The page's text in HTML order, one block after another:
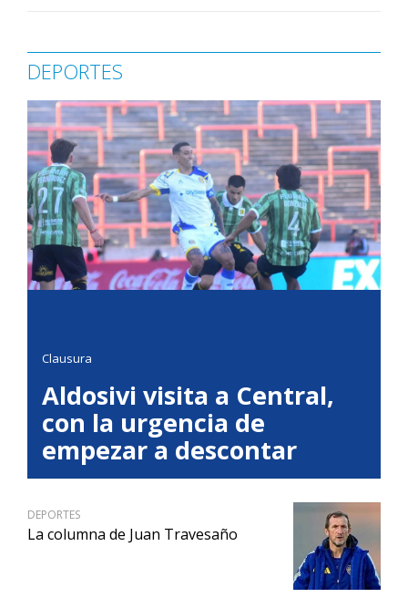
DEPORTES
Clausura
Aldosivi visita a Central,
con la urgencia de
empezar a descontar
DEPORTES
La columna de Juan Travesaño